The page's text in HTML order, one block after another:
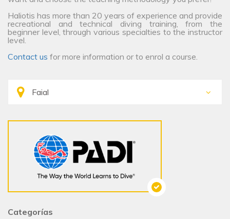
Haliotis has more than 20 years of experience and provide
recreational and technical diving training, from the
beginner level, through various specialties to the instructor
level.
Contact us for more information or to enrol a course.
Categorías